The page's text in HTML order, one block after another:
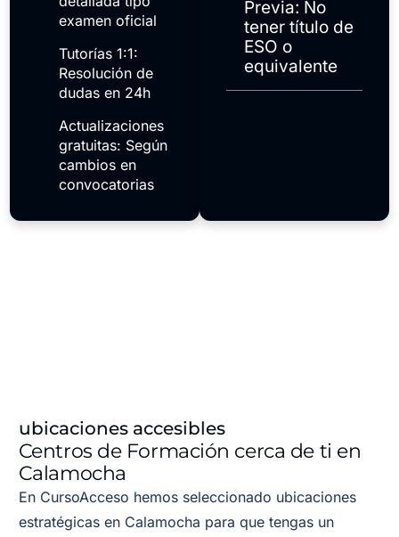
examen oficial
Tutorías 1:1:
Resolución de
dudas en 24h
Actualizaciones
gratuitas: Según
cambios en
convocatorias
Previa: No
tener título de
ESO o
equivalente
ubicaciones accesibles
Centros de Formación cerca de ti en
Calamocha
En CursoAcceso hemos seleccionado ubicaciones
estratégicas en Calamocha para que tengas un